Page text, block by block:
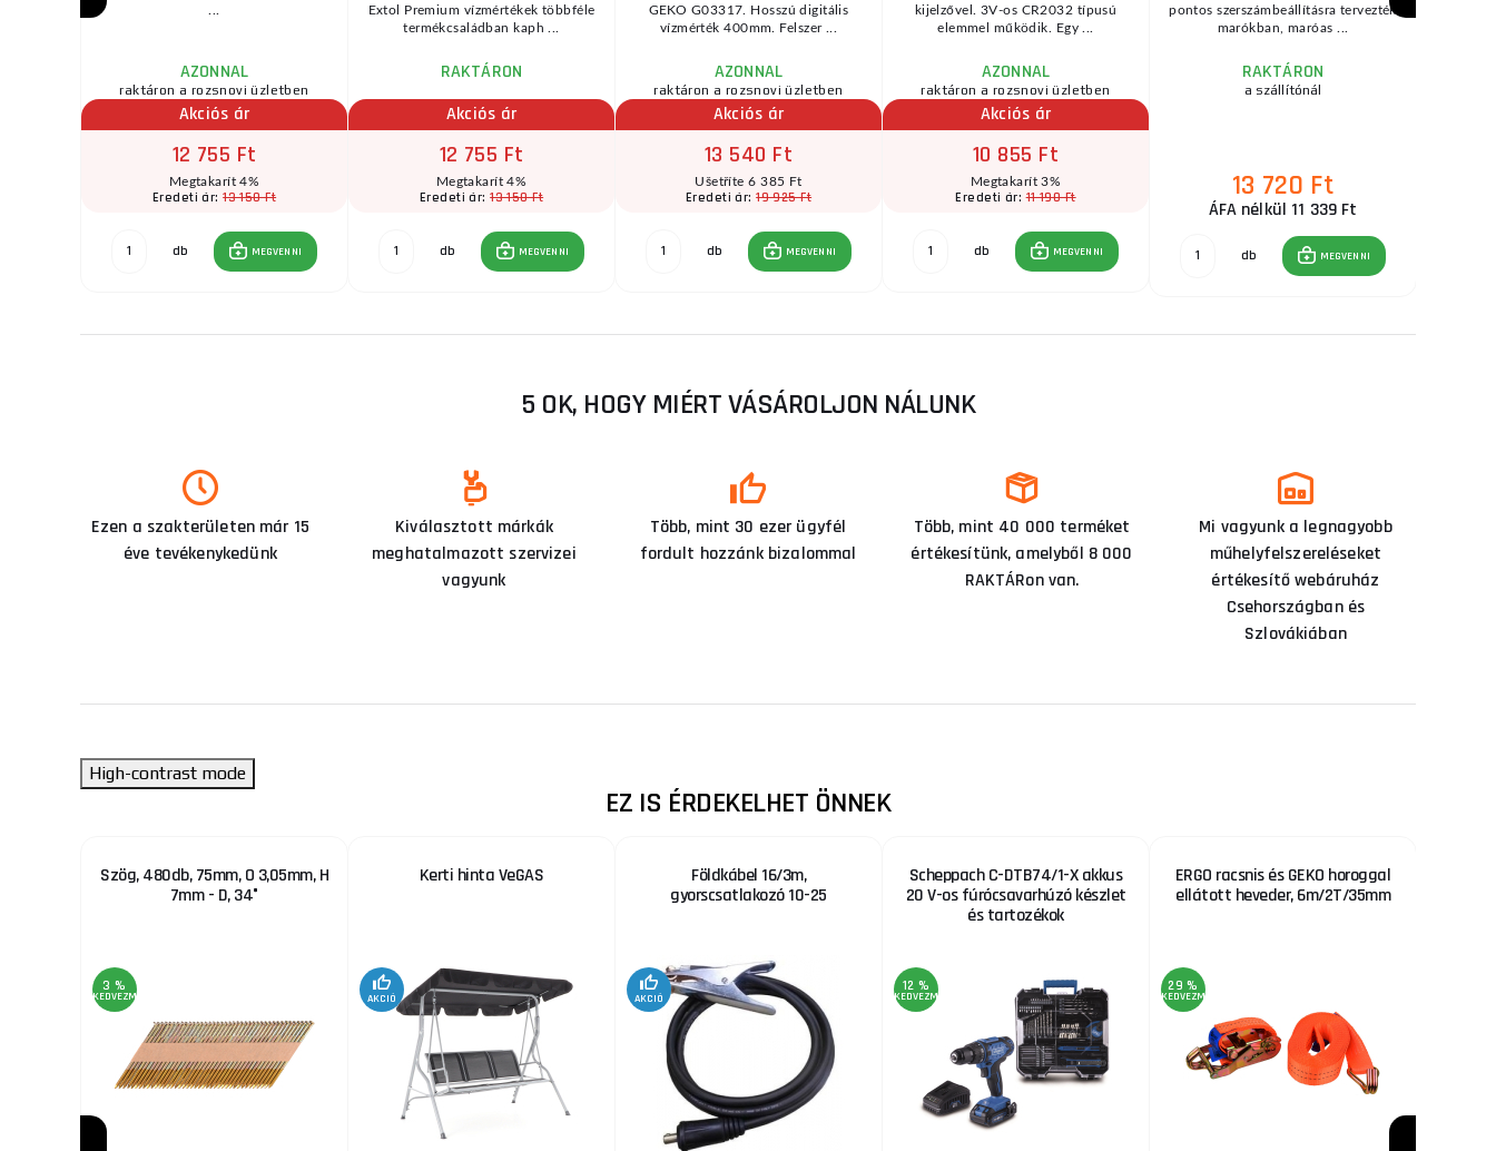
AZONNAL
raktáron a rozsnovi üzletben
Akciós ár
12 755 Ft
Megtakarít 4%
Eredeti ár:13 150 Ft
db MEGVENNI
Extol Premium vízmértékek többféle
termékcsaládban kaph ...
RAKTÁRON
Akciós ár
12 755 Ft
Megtakarít 4%
Eredeti ár:13 150 Ft
db MEGVENNI
GEKO G03317. Hosszú digitális
vízmérték 400mm. Felszer ...
AZONNAL
raktáron a rozsnovi üzletben
Akciós ár
13 540 Ft
Ušetříte 6 385 Ft
Eredeti ár:19 925 Ft
db MEGVENNI
kijelzővel. 3V-os CR2032 típusú
elemmel működik. Egy ...
AZONNAL
raktáron a rozsnovi üzletben
Akciós ár
10 855 Ft
Megtakarít 3%
Eredeti ár:11 190 Ft
db MEGVENNI
pontos szerszámbeállításra tervezték
marókban, maróas ...
RAKTÁRON
a szállítónál
13 720 Ft
ÁFA nélkül 11 339 Ft
db MEGVENNI
5 OK, HOGY MIÉRT VÁSÁROLJON NÁLUNK
Ezen a szakterületen már 15
éve tevékenykedünk
Kiválasztott márkák
meghatalmazott szervizei
vagyunk
Több, mint 30 ezer ügyfél
fordult hozzánk bizalommal
Több, mint 40 000 terméket
értékesítünk, amelyből 8 000
RAKTÁRon van.
Mi vagyunk a legnagyobb
műhelyfelszereléseket
értékesítő webáruház
Csehországban és
Szlovákiában
High-contrast mode
EZ IS ÉRDEKELHET ÖNNEK
Szög, 480db, 75mm, O 3,05mm, H
7mm - D, 34°
3 %
KEDVEZMÉNY
Kerti hinta VeGAS
AKCIÓ
Földkábel 16/3m,
gyorscsatlakozó 10-25
AKCIÓ
Scheppach C-DTB74/1-X akkus
20 V-os fúrócsavarhúzó készlet
és tartozékok
12 %
KEDVEZMÉNY
ERGO racsnis és GEKO horoggal
ellátott heveder, 6m/2T/35mm
29 %
KEDVEZMÉNY